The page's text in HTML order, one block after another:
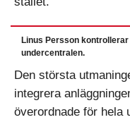
Linus Persson
undercentralen.
Den största
integrera
överordnade för hela